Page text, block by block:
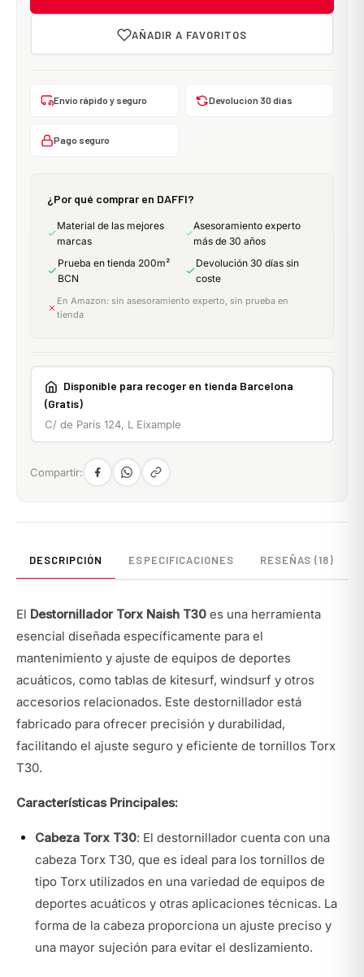
AÑADIR A FAVORITOS
Envío rápido y seguro Devolucion 30 dias
Pago seguro
¿Por qué comprar en DAFFI?
Material de las mejores
marcas
Asesoramiento experto
más de 30 años
Prueba en tienda 200m²
BCN
Devolución 30 días sin
coste
En Amazon: sin asesoramiento experto, sin prueba en
tienda
Disponible para recoger en tienda Barcelona
(Gratis)
C/ de Paris 124, L Eixample
Compartir:
DESCRIPCIÓN ESPECIFICACIONES RESEÑAS (18)
El Destornillador Torx Naish T30 es una herramienta
esencial diseñada específicamente para el
mantenimiento y ajuste de equipos de deportes
acuáticos, como tablas de kitesurf, windsurf y otros
accesorios relacionados. Este destornillador está
fabricado para ofrecer precisión y durabilidad,
facilitando el ajuste seguro y eficiente de tornillos Torx
T30.
Características Principales:
Cabeza Torx T30: El destornillador cuenta con una
cabeza Torx T30, que es ideal para los tornillos de
tipo Torx utilizados en una variedad de equipos de
deportes acuáticos y otras aplicaciones técnicas. La
forma de la cabeza proporciona un ajuste preciso y
una mayor sujeción para evitar el deslizamiento.